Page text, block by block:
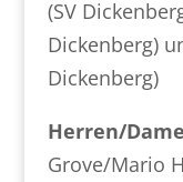
(SV
Dickenberg)
Dickenberg)
Herren/
Grove/Mario